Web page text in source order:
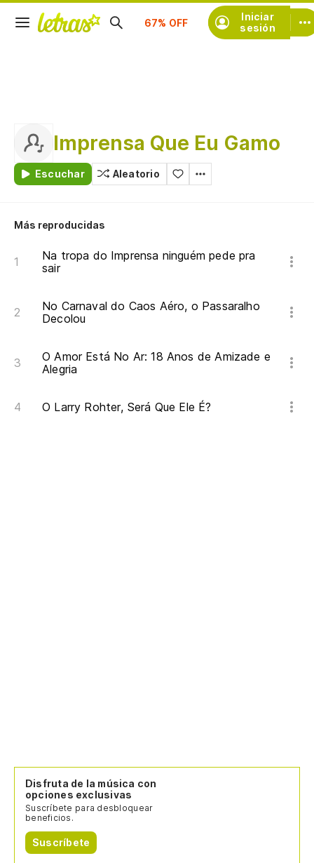
Iniciar
sesión
Suscríbete
Imprensa Que Eu Gamo
Escuchar Aleatorio
Más reproducidas
Na tropa do Imprensa ninguém pede pra
sair
No Carnaval do Caos Aéro, o Passaralho
Decolou
O Amor Está No Ar: 18 Anos de Amizade e
Alegria
O Larry Rohter, Será Que Ele É?
Disfruta de la música con
opciones exclusivas
Suscríbete para desbloquear
beneficios.
Suscríbete